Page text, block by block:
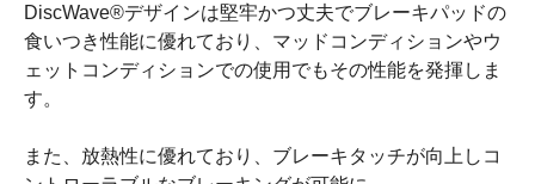
DiscWave®デザインは堅牢かつ丈夫でブレーキパッドの
食いつき性能に優れており、マッドコンディションやウ
ェットコンディションでの使用でもその性能を発揮しま
す。
また、放熱性に優れており、ブレーキタッチが向上しコ